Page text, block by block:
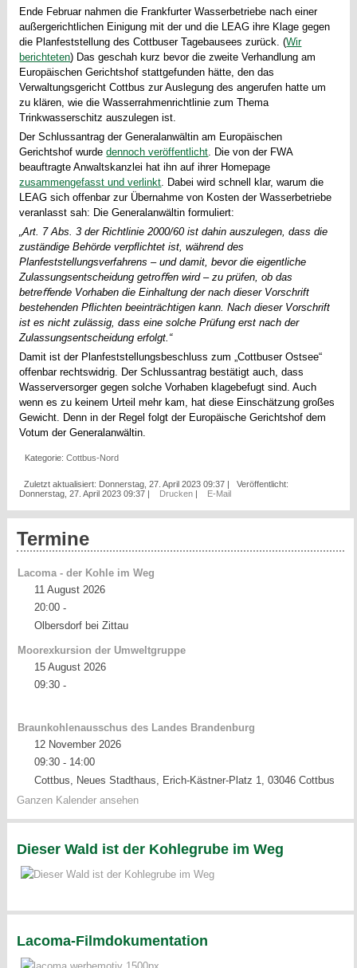
Ende Februar nahmen die Frankfurter Wasserbetriebe nach einer
außergerichtlichen Einigung mit der und die LEAG ihre Klage gegen
die Planfeststellung des Cottbuser Tagebausees zurück. (Wir
berichteten) Das geschah kurz bevor die zweite Verhandlung am
Europäischen Gerichtshof stattgefunden hätte, den das
Verwaltungsgericht Cottbus zur Auslegung des angerufen hatte um
zu klären, wie die Wasserrahmenrichtlinie zum Thema
Trinkwasserschitz auszulegen ist.
Der Schlussantrag der Generalanwältin am Europäischen
Gerichtshof wurdedennoch veröffentlicht . Die von der FWA
beauftragte Anwaltskanzlei hat ihn auf ihrer Homepage
zusammengefasst und verlinkt . Dabei wird schnell klar, warum die
LEAG sich offenbar zur Übernahme von Kosten der Wasserbetriebe
veranlasst sah: Die Generalanwältin formuliert:
„Art. 7 Abs. 3 der Richtlinie 2000/60 ist dahin auszulegen, dass die
zuständige Behörde verpﬂichtet ist, während des
Planfeststellungsverfahrens – und damit, bevor die eigentliche
Zulassungsentscheidung getroﬀen wird – zu prüfen, ob das
betreﬀende Vorhaben die Einhaltung der nach dieser Vorschrift
bestehenden Pﬂichten beeinträchtigen kann. Nach dieser Vorschrift
ist es nicht zulässig, dass eine solche Prüfung erst nach der
Zulassungsentscheidung erfolgt.“
Damit ist der Planfeststellungsbeschluss zum „Cottbuser Ostsee“
offenbar rechtswidrig. Der Schlussantrag bestätigt auch, dass
Wasserversorger gegen solche Vorhaben klagebefugt sind. Auch
wenn es zu keinem Urteil mehr kam, hat diese Einschätzung großes
Gewicht. Denn in der Regel folgt der Europäische Gerichtshof dem
Votum der Generalanwältin.
Kategorie:Cottbus-Nord
Zuletzt aktualisiert: Donnerstag, 27. April 2023 09:37 |
Veröffentlicht:
Donnerstag, 27. April 2023 09:37 | Drucken | E-Mail
Termine
Lacoma - der Kohle im Weg
11 August 2026
20:00-
Olbersdorf bei Zittau
Moorexkursion der Umweltgruppe
15 August 2026
09:30-
Braunkohlenausschus des Landes Brandenburg
12 November 2026
09:30- 14:00
Cottbus, Neues Stadthaus, Erich-Kästner-Platz 1, 03046 Cottbus
Ganzen Kalender ansehen
Dieser Wald ist der Kohlegrube im Weg
Lacoma-Filmdokumentation